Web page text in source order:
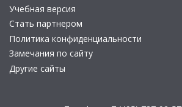
Учебная версия
Стать партнером
Политика конфиденциальности
Замечания по сайту
Другие сайты